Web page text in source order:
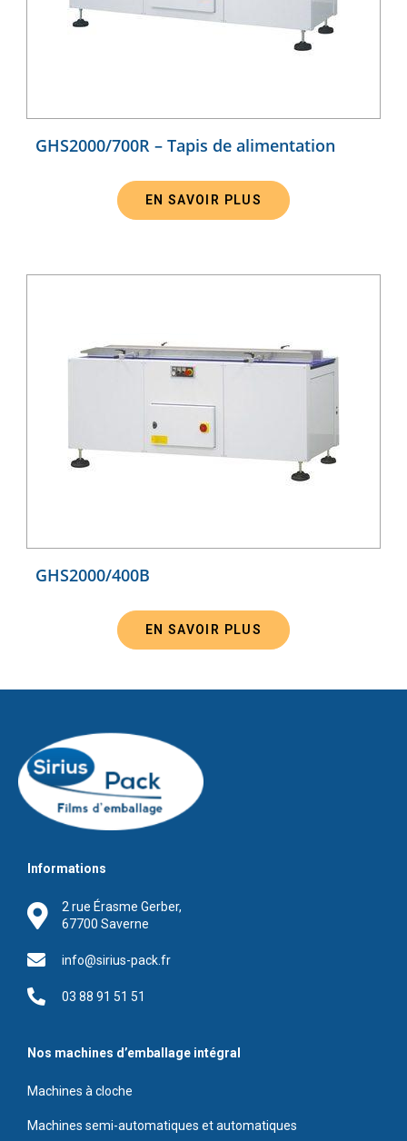
GHS2000/700R – Tapis de alimentation
EN SAVOIR PLUS
GHS2000/400B
EN SAVOIR PLUS
Informations
2 rue Érasme Gerber,
67700 Saverne
info@sirius-pack.fr
03 88 91 51 51
Nos machines d’emballage intégral
Machines à cloche
Machines semi-automatiques et automatiques